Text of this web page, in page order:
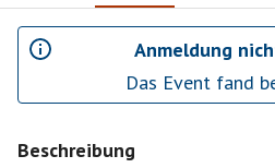
Anmeldung
Das Event fand
Beschreibung